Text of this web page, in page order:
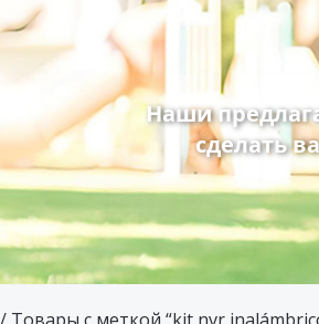
Наши
сделать